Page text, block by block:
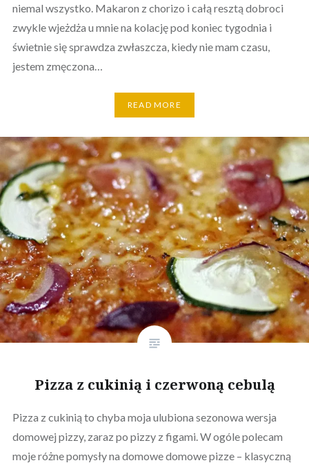
niemal wszystko. Makaron z chorizo i całą resztą dobroci
zwykle wjeżdża u mnie na kolację pod koniec tygodnia i
świetnie się sprawdza zwłaszcza, kiedy nie mam czasu,
jestem zmęczona…
READ MORE
Pizza z cukinią i czerwoną cebulą
Pizza z cukinią to chyba moja ulubiona sezonowa wersja
domowej pizzy, zaraz po pizzy z figami. W ogóle polecam
moje różne pomysły na domowe domowe pizze – klasyczną